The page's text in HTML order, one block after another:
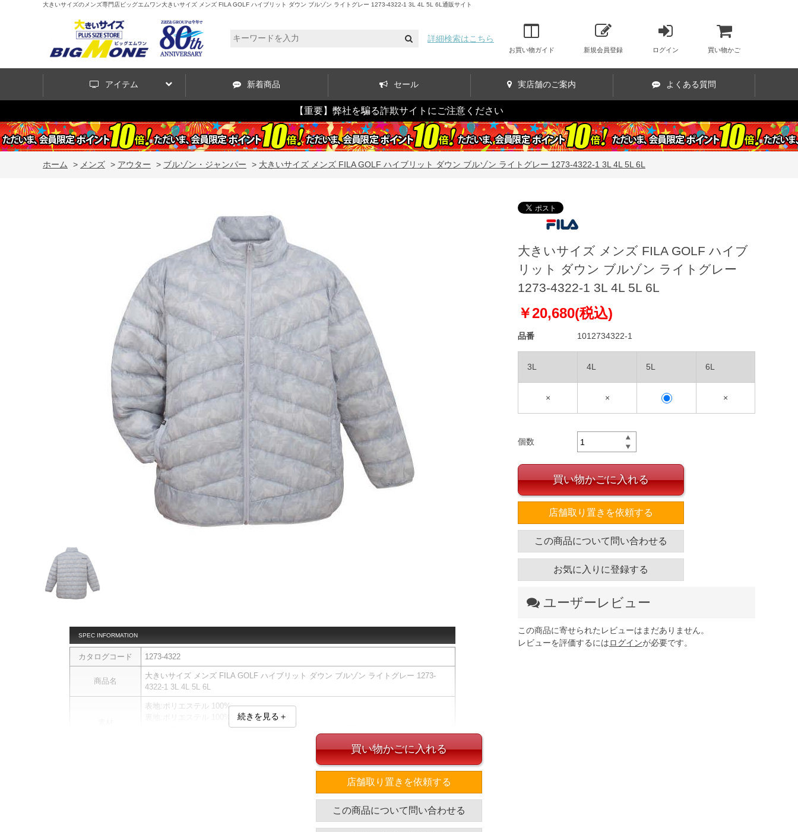
大きいサイズのメンズ専門店ビッグエムワン大きいサイズ メンズ FILA GOLF ハイブリット ダウン ブルゾン ライトグレー 1273-4322-1 3L 4L 5L 6L通販サイト
詳細検索はこちら
お買い物ガイド 新規会員登録 ログイン 買い物かご
アイテム 新着商品 セール 実店舗のご案内 よくある質問
【重要】弊社を騙る詐欺サイトにご注意ください
ホーム > メンズ > アウター > ブルゾン・ジャンパー > 大きいサイズ メンズ FILA GOLF ハイブリット ダウン ブルゾン ライトグレー 1273-4322-1 3L 4L 5L 6L
SPEC INFORMATION
カタログコード 1273-4322
商品名
大きいサイズ メンズ FILA GOLF ハイブリット ダウン ブルゾン ライトグレー 1273-
4322-1 3L 4L 5L 6L
表地:ポリエステル 100%
中わた(本体):ポリエステル 50% ダウン 40% フェザー 10%
仕様、素材、及び画像のカラーが、実際に入荷する商品と若干異なる場合がございま
続きを見る＋
大きいサイズ メンズ FILA GOLF ハイブ
リット ダウン ブルゾン ライトグレー
1273-4322-1 3L 4L 5L 6L
￥20,680(税込)
品番 1012734322-1
3L 4L 5L 6L
× × ×
個数
買い物かごに入れる
店舗取り置きを依頼する
この商品について問い合わせる
お気に入りに登録する
ユーザーレビュー
この商品に寄せられたレビューはまだありません。
レビューを評価するにはログインが必要です。
買い物かごに入れる
店舗取り置きを依頼する
この商品について問い合わせる